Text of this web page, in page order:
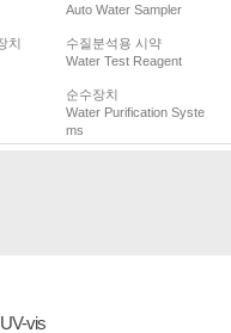
Auto Water Sampler
치
수질분석용 시약
Water Test Reagent
순수장치
Water Purification Syste
ms
vis